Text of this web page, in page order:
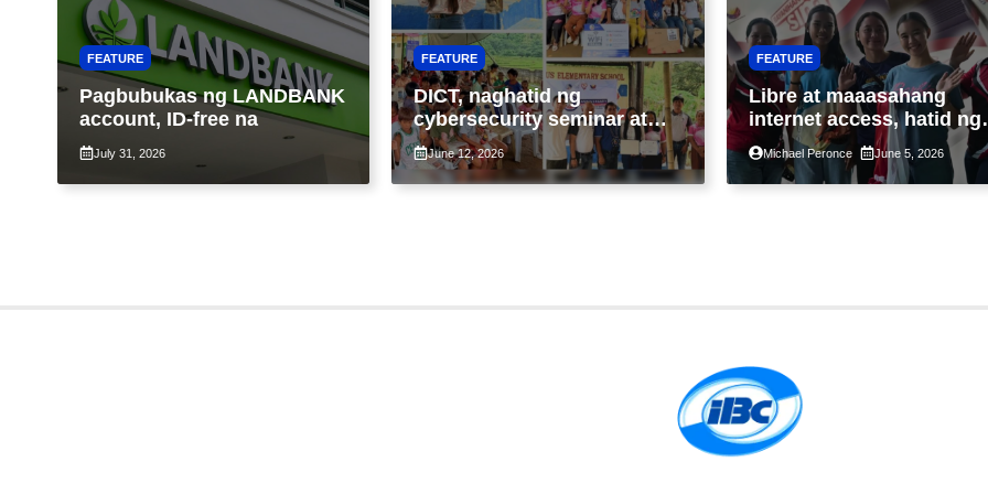
FEATURE
Pagbubukas ng LANDBANK
account, ID-free na
July 31, 2026
FEATURE
DICT, naghatid ng
cybersecurity seminar at
libreng Wi-Fi sa liblib na
komunidad sa Tarlac
June 12, 2026
FEATURE
Libre at maaasahang
internet access, hatid ng
Bayanihan SIM sa
malalayong komunidad
Guimaras
Michael Peronce June 5, 2026